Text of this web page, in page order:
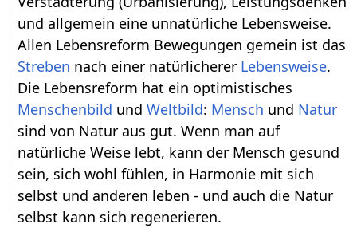
und allgemein eine unnatürliche Lebensweise.
Allen Lebensreform Bewegungen gemein ist das
Streben nach einer natürlicherer Lebensweise.
Die Lebensreform hat ein optimistisches
Menschenbild undWeltbild: Mensch und Natur
sind von Natur aus gut. Wenn man auf
natürliche Weise lebt, kann der Mensch gesund
sein, sich wohl fühlen, in Harmonie mit sich
selbst und anderen leben - und auch die Natur
selbst kann sich regenerieren.